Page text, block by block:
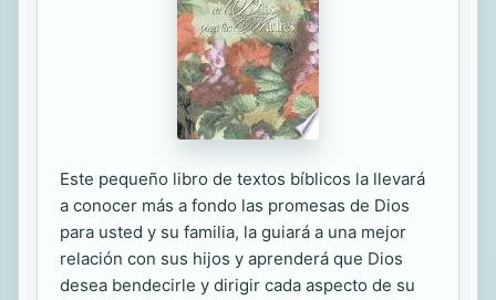
Este pequeño libro de textos bíblicos la llevará
a conocer más a fondo las promesas de Dios
para usted y su familia, la guiará a una mejor
relación con sus hijos y aprenderá que Dios
desea bendecirle y dirigir cada aspecto de su